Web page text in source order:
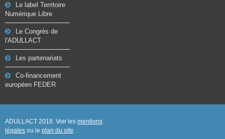
Le label Territoire
Numérique Libre
Le Congrès de
l'ADULLACT
Les partenariats
Co-financement
européen FEDER
ADULLACT 2018. Voir les mentions
légales ou le plan du site